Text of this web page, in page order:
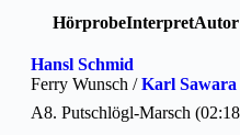
HörprobeInterpretAutor
Hansl Schmid
Ferry Wunsch /Karl Sawara
A8. Putschlögl-Marsch